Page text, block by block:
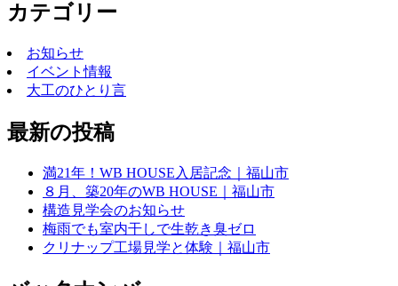
カテゴリー
お知らせ
イベント情報
大工のひとり言
最新の投稿
満21年！WB HOUSE入居記念｜福山市
８月、築20年のWB HOUSE｜福山市
構造見学会のお知らせ
梅雨でも室内干しで生乾き臭ゼロ
クリナップ工場見学と体験｜福山市